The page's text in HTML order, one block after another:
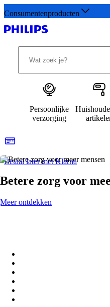
Consumentenproducten
Persoonlijke
verzorging
Betaal later met Klarna
Betere zorg voor
Meer ontdekken